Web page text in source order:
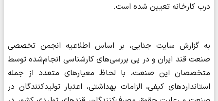
درب کارخانه تعیین شده است.
به گزارش سایت جنایی، بر اساس اطلاعیه انجمن تخصصی
صنعت قند ایران و در پی بررسی‌های کارشناسی انجام‌شده توسط
متخصصان این صنعت، با لحاظ معیارهای متعدد از جمله
استانداردهای کیفی، الزامات بهداشتی، اعتبار تولیدکنندگان در